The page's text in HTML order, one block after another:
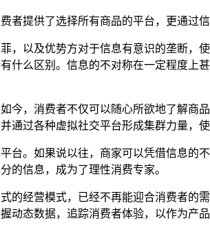
者提供了选择所有商品的平台，更通过
，以及优势方对于信息有意识的垄断，
什么区别。信息的不对称在一定程度上
今，消费者不仅可以随心所欲地了解商
过各种虚拟社交平台形成集群力量，使
台。如果说以往，商家可以凭借信息
的信息，成为了理性消费专家。
的经营模式，已经不再能迎合消费者的
动态数据，追踪消费者体验，以作为